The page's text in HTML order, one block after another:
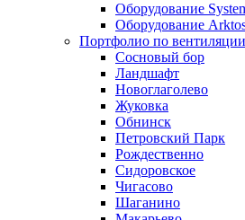
Оборудование
Оборудование
Портфолио по вентиляции
Сосновый бор
Ландшафт
Новоглаголево
Жуковка
Обнинск
Петровский Парк
Рождественно
Сидоровское
Чигасово
Шаганино